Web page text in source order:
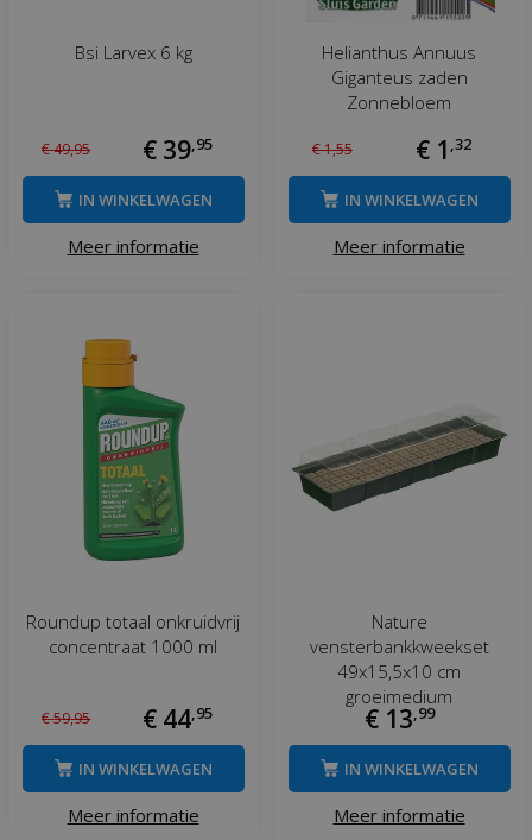
Bsi Larvex 6 kg
€49,95 € 39, 95
Meer informatie
IN WINKELWAGEN
Helianthus Annuus
Giganteus zaden
Zonnebloem
€1,55 € 1 32
Meer informatie
IN WINKELWAGEN
Roundup totaal onkruidvrij
concentraat 1000 ml
€59,95 € 44 95
Meer informatie
IN WINKELWAGEN
Nature
vensterbankkweekset
49x15,5x10 cm
groeimedium
€ 13 99
Meer informatie
IN WINKELWAGEN